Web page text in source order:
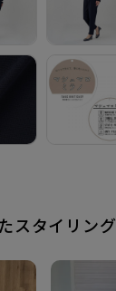
スタイリング